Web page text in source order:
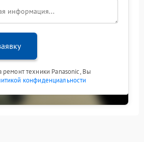
ремонт техники Panasonic, Вы
конфиденциальности